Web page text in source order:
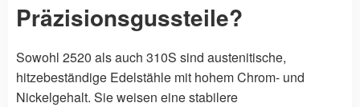
Präzisionsgussteile?
Sowohl 2520 als auch 310S sind austenitische,
hitzebeständige Edelstähle mit hohem Chrom- und
Nickelgehalt. Sie weisen eine stabilere